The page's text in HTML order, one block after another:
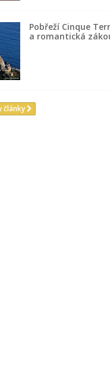
Pobřeží Cinque
a romantická
články